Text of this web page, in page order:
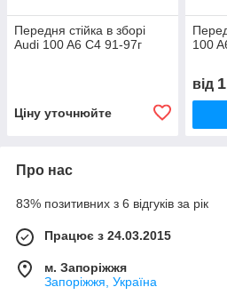
Передня стійка в зборі
Audi 100 A6 C4 91-97г
Ціну уточнюйте
100
від
Про нас
83% позитивних з 6 відгуків за рік
Працює з 24.03.2015
м. Запоріжжя
Запоріжжя, Україна